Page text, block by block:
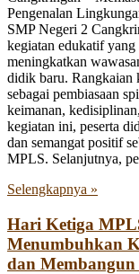
Pengenalan
SMP Negeri 2
kegiatan edukatif
meningkatkan
didik baru. Rangkaian
sebagai pembiasaan
keimanan,
kegiatan ini, peserta
dan semangat positif
MPLS. Selanjutnya,
Selengkapnya »
Hari Ketiga
Menumbuhkan
dan